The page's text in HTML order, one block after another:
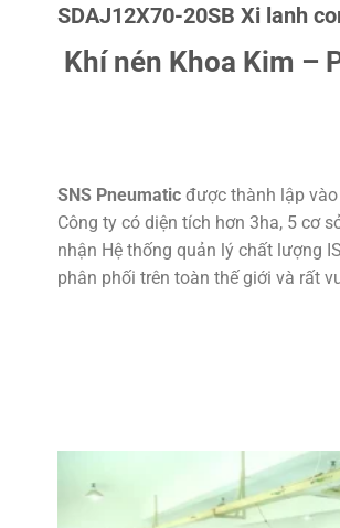
SDAJ12X70-20SB Xi lanh
Khí nén Khoa Kim –
SNS Pneumatic được thành lập
Công ty có diện tích hơn 3ha, 5 cơ
nhận Hệ thống quản lý chất lượng
phân phối trên toàn thế giới và rất